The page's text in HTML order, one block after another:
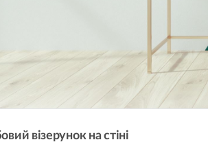
візерунок на стіні